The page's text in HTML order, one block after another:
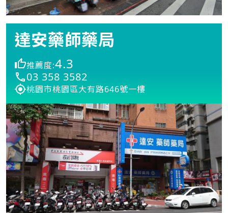
達安藥師藥局
推薦度:4.3
03 358 3582
桃園市桃園區大有路646號一樓